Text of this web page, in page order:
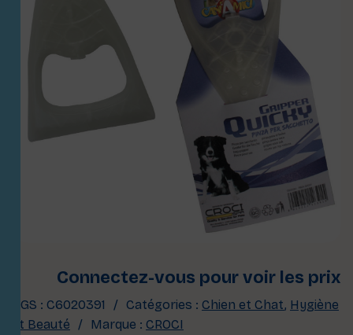
Connectez-vous pour voir les prix
UGS : C6020391 Catégories : Chien et Chat, Hygiène
et Beauté
Marque : CROCI